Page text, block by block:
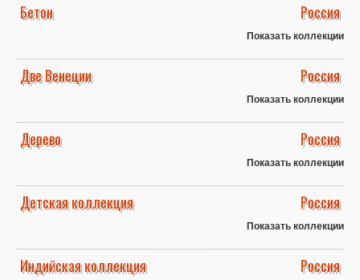
Бетон Россия
Показать коллекции
Две Венеции Россия
Показать коллекции
Дерево Россия
Показать коллекции
Детская коллекция Россия
Показать коллекции
Индийская коллекция Россия